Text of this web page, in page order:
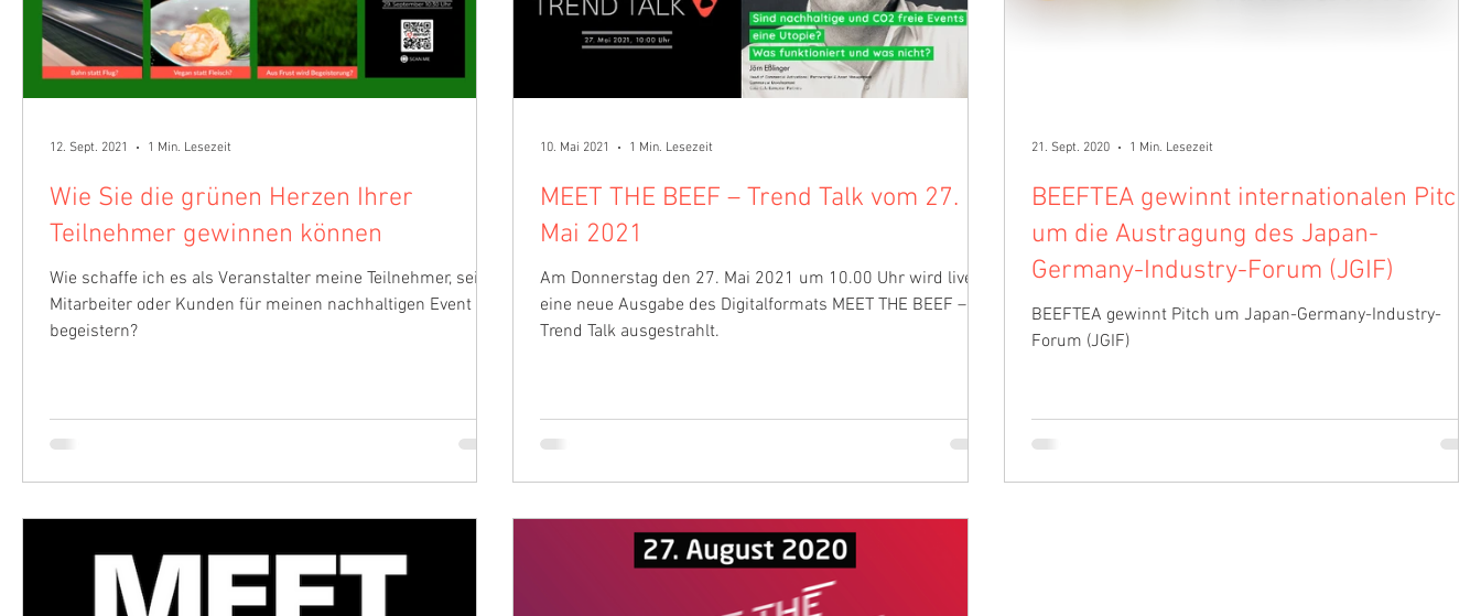
Wie Sie die grünen Herzen Ihrer
Teilnehmer gewinnen können
Wie schaffe ich es als Veranstalter meine Teilnehmer, sei es
Mitarbeiter oder Kunden für meinen nachhaltigen Event zu
begeistern?
12. Sept. 2021 1 Min. Lesezeit
MEET THE BEEF – Trend Talk vom 27.
Mai 2021
Am Donnerstag den 27. Mai 2021 um 10.00 Uhr wird live
eine neue Ausgabe des Digitalformats MEET THE BEEF –
Trend Talk ausgestrahlt.
10. Mai 2021 1 Min. Lesezeit
BEEFTEA gewinnt internationalen Pitch
um die Austragung des Japan-
Germany-Industry-Forum (JGIF)
BEEFTEA gewinnt Pitch um Japan-Germany-Industry-
Forum (JGIF)
21. Sept. 2020 1 Min. Lesezeit